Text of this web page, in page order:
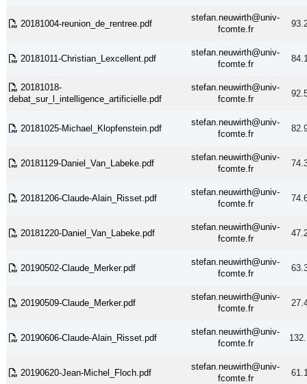
20181004-reunion_de_rentree.pdf
stefan.neuwirth@univ-
fcomte.fr
20181011-Christian_Lexcellent.pdf
stefan.neuwirth@univ-
fcomte.fr
20181018-
debat_sur_l_intelligence_artificielle.pdf
stefan.neuwirth@univ-
fcomte.fr
20181025-Michael_Klopfenstein.pdf
stefan.neuwirth@univ-
fcomte.fr
20181129-Daniel_Van_Labeke.pdf
stefan.neuwirth@univ-
fcomte.fr
20181206-Claude-Alain_Risset.pdf
stefan.neuwirth@univ-
fcomte.fr
20181220-Daniel_Van_Labeke.pdf
stefan.neuwirth@univ-
fcomte.fr
20190502-Claude_Merker.pdf
stefan.neuwirth@univ-
fcomte.fr
20190509-Claude_Merker.pdf
stefan.neuwirth@univ-
fcomte.fr
20190606-Claude-Alain_Risset.pdf
stefan.neuwirth@univ-
fcomte.fr
20190620-Jean-Michel_Floch.pdf
stefan.neuwirth@univ-
fcomte.fr